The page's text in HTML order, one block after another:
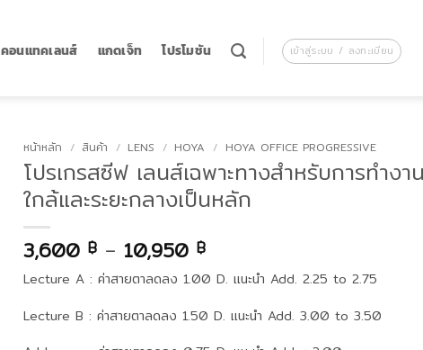
คอนแทคเลนส์ แกดเจ็ท โปรโมชัน เข้าสู่ระบบ / ลงทะเบียน
หน้าหลัก / สินค้า / LENS / HOYA / HOYA OFFICE PROGRESSIVE
โปรเกรสซีฟ เลนส์เฉพาะทางสำหรับการทำงา
ใกล้และระยะกลางเป็นหลัก
3,600 ฿ – 10,950 ฿Price
range:
3,600 ฿
through
10,950 ฿
Lecture A : ค่าสายตาลดลง 1.00 D. แนะนำ Add. 2.25 to 2.75
Lecture B : ค่าสายตาลดลง 1.50 D. แนะนำ Add. 3.00 to 3.50